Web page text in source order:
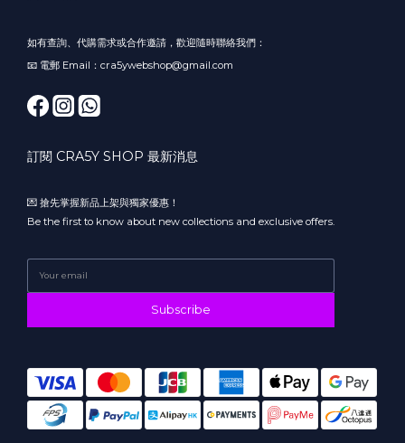
如有查詢、代購需求或合作邀請，歡迎隨時聯絡我們：
📧 電郵 Email：cra5ywebshop@gmail.com
訂閱 CRA5Y SHOP 最新消息
💌 搶先掌握新品上架與獨家優惠！
Be the first to know about new collections and exclusive offers.
Subscribe